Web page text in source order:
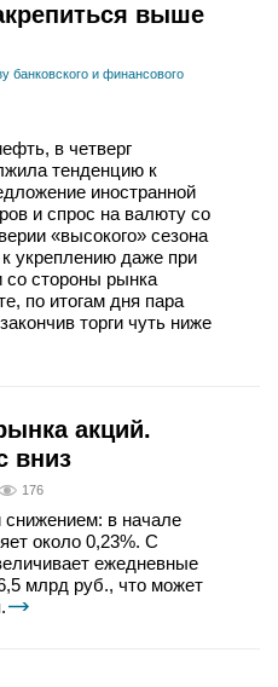
выше
банковского и финансового
в четверг
тенденцию к
иностранной
и спрос на валюту со
«высокого» сезона
укреплению даже при
со стороны рынка
по итогам дня пара
торги чуть ниже
акций.
вниз
176
снижением: в начале
около 0,23%. С
ежедневные
млрд руб., что может